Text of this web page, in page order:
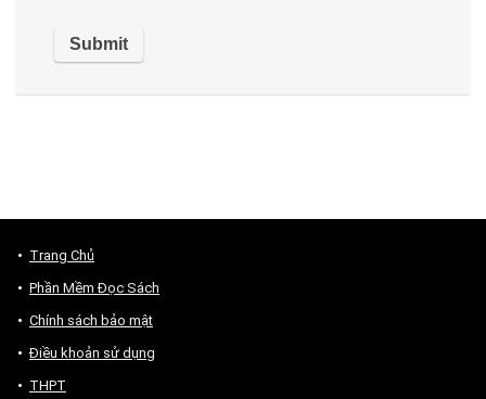
Trang Chủ
Phần Mềm Đọc Sách
Chính sách bảo mật
Điều khoản sử dụng
THPT